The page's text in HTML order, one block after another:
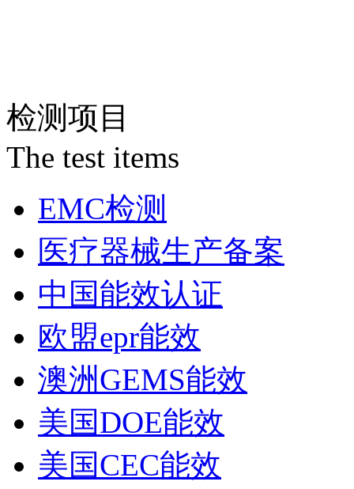
检测项目
The test items
EMC检测
医疗器械生产备案
中国能效认证
欧盟epr能效
澳洲GEMS能效
美国DOE能效
美国CEC能效